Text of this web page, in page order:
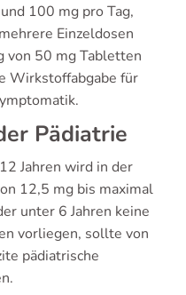
100 mg pro Tag,
Einzeldosen
von 50 mg Tabletten
Wirkstoffabgabe für
Pädiatrie
Jahren wird in der
12,5 mg bis maximal
unter 6 Jahren keine
vorliegen, sollte von
pädiatrische